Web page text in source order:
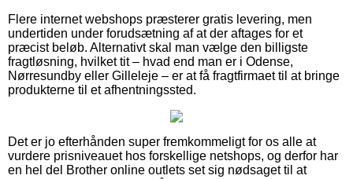
Flere internet webshops præsterer gratis levering, men
undertiden under forudsætning af at der aftages for et
præcist beløb. Alternativt skal man vælge den billigste
fragtløsning, hvilket tit – hvad end man er i Odense,
Nørresundby eller Gilleleje – er at få fragtfirmaet til at bringe
produkterne til et afhentningssted.
Det er jo efterhånden super fremkommeligt for os alle at
vurdere prisniveauet hos forskellige netshops, og derfor har
en hel del Brother online outlets set sig nødsaget til at